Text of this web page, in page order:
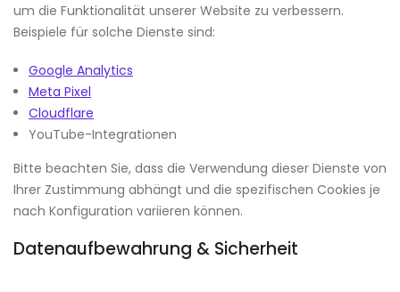
um die Funktionalität unserer Website zu verbessern.
Beispiele für solche Dienste sind:
Google Analytics
Meta Pixel
Cloudflare
YouTube-Integrationen
Bitte beachten Sie, dass die Verwendung dieser Dienste von
Ihrer Zustimmung abhängt und die spezifischen Cookies je
nach Konfiguration variieren können.
Datenaufbewahrung & Sicherheit